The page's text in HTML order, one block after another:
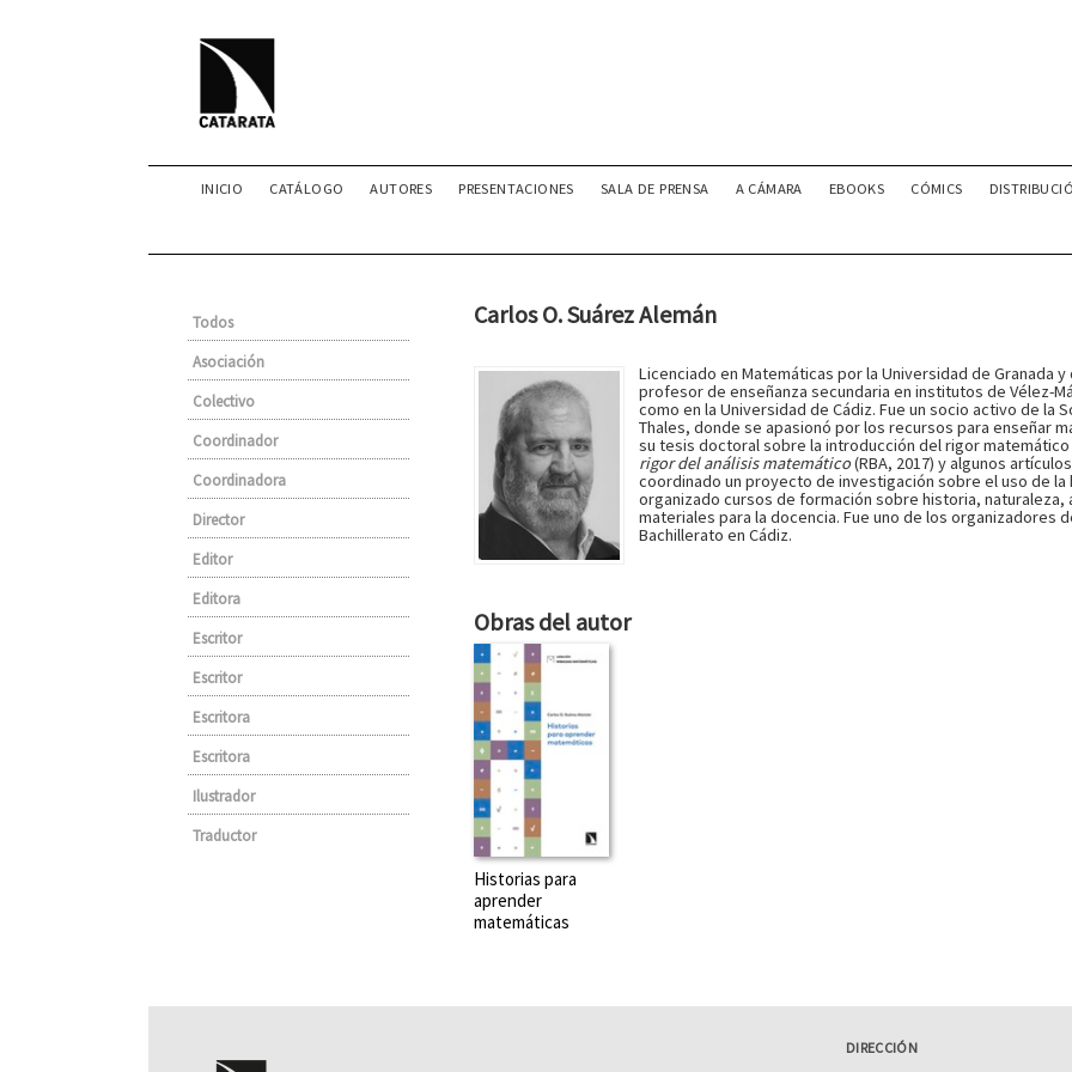
INICIO CATÁLOGO AUTORES PRESENTACIONES SALA DE PRENSA A CÁMARA EBOOKS CÓMICS
Todos
Asociación
Colectivo
Coordinador
Coordinadora
Director
Editor
Editora
Escritor
Escritor
Escritora
Escritora
Ilustrador
Traductor
Carlos O. Suárez Alemán
Licenciado en Matemáticas por la Universidad de Granada
profesor de enseñanza secundaria en institutos de Vélez-
como en la Universidad de Cádiz. Fue un socio activo de la
Thales, donde se apasionó por los recursos para enseñar
su tesis doctoral sobre la introducción del rigor matemático
rigor del análisis matemático(RBA, 2017) y algunos
coordinado un proyecto de investigación sobre el uso de
organizado cursos de formación sobre historia,
materiales para la docencia. Fue uno de los organizadores
Bachillerato en Cádiz.
Obras del autor
Historias para
aprender
matemáticas
DIRECCIÓN